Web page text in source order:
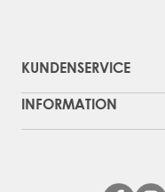
KUNDENSERVICE
INFORMATION